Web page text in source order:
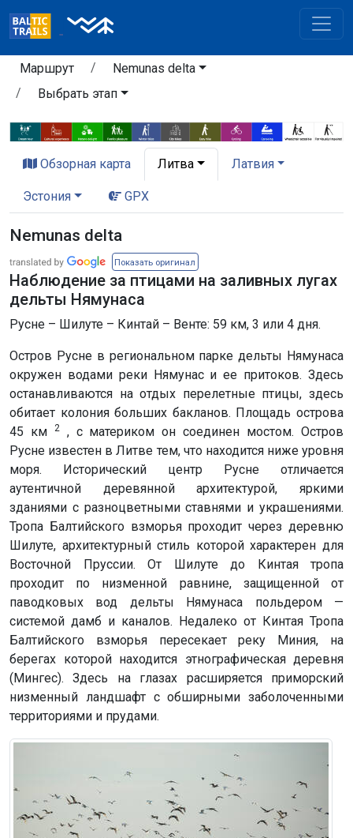
Маршрут
Nemunas delta
Выбрать этап
Обзорная карта Литва Латвия
Эстония GPX
Nemunas delta
Показать оригинал
Наблюдение за птицами на заливных лугах
дельты Нямунаса
Русне – Шилуте – Кинтай – Венте: 59 км, 3 или 4 дня.
Остров Русне в региональном парке дельты Нямунаса
окружен водами реки Нямунас и ее притоков. Здесь
останавливаются на отдых перелетные птицы, здесь
обитает колония больших бакланов. Площадь острова
45 км
2, с материком он соединен мостом. Остров
Русне известен в Литве тем, что находится ниже уровня
моря. Исторический центр Русне отличается
аутентичной деревянной архитектурой, яркими
зданиями с разноцветными ставнями и украшениями.
Тропа Балтийского взморья проходит через деревню
Шилуте, архитектурный стиль которой характерен для
Восточной Пруссии. От Шилуте до Кинтая тропа
проходит по низменной равнине, защищенной от
паводковых вод дельты Нямунаса польдером —
системой дамб и каналов. Недалеко от Кинтая Тропа
Балтийского взморья пересекает реку Миния, на
берегах которой находится этнографическая деревня
(Мингес). Здесь на глазах расширяется приморский
низменный ландшафт с обширными заболоченными
территориями и прудами.